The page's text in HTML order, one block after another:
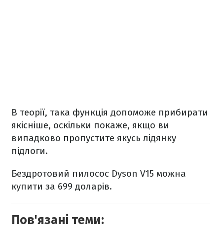
В теорії, така функція допоможе прибирати
якісніше, оскільки покаже, якщо ви
випадково пропустите якусь лідянку
підлоги.
Бездротовий пилосос Dyson V15 можна
купити за 699 доларів.
Пов'язані теми: